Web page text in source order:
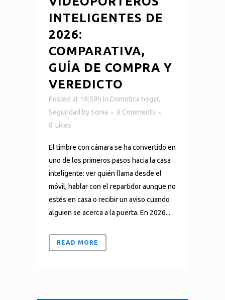
INTELIGENTES DE
2026:
COMPARATIVA,
GUÍA DE COMPRA Y
VEREDICTO
Posted at 19:59h in Domotica hogar,
Seguridad by Sonia
0 Comments
0 Likes
El timbre con cámara se ha convertido en
uno de los primeros pasos hacia la casa
inteligente: ver quién llama desde el
móvil, hablar con el repartidor aunque no
estés en casa o recibir un aviso cuando
alguien se acerca a la puerta. En 2026...
READ MORE